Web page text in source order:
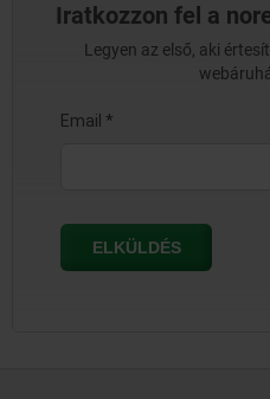
Iratkozzon fel a
Legyen az első, aki